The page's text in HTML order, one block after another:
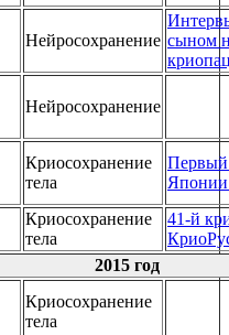
Нейросохранение сыном
Нейросохранение
Криосохранение
тела
Первый
Криосохранение
тела
41-й
2015 год
Криосохранение
тела